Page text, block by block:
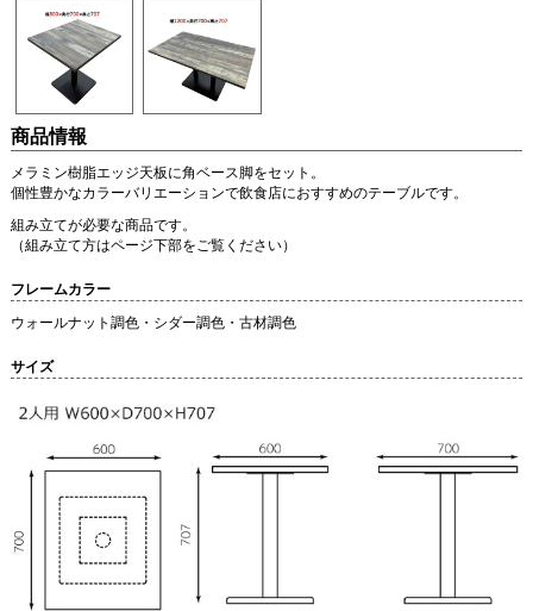
商品情報
メラミン樹脂エッジ天板に角ベース脚をセット。
個性豊かなカラーバリエーションで飲食店におすすめのテーブルです。
組み立てが必要な商品です。
（組み立て方はページ下部をご覧ください）
フレームカラー
ウォールナット調色・シダー調色・古材調色
サイズ